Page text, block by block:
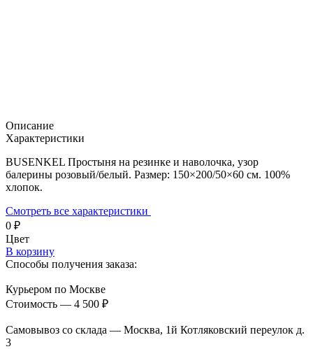
Описание
Характеристики
BUSENKEL Простыня на резинке и наволочка, узор
балерины розовый/белый. Размер: 150×200/50×60 см. 100%
хлопок.
Смотреть все характеристики
0 ₽
Цвет
В корзину
Способы получения заказа:
Курьером по Москве
Стоимость — 4 500 ₽
Самовывоз со склада — Москва, 1й Котляковский переулок д.
3